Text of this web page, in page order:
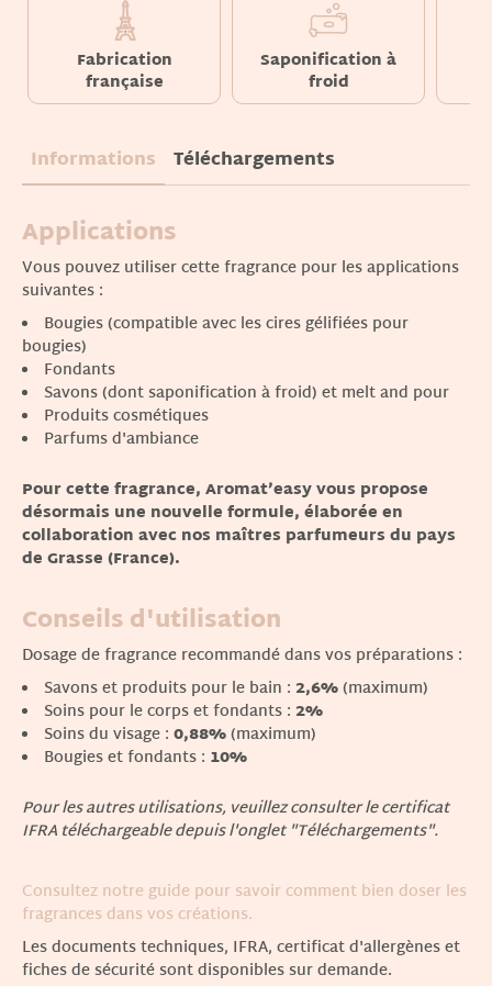
Fabrication
française
Saponification à
froid
Informations Téléchargements
Applications
Vous pouvez utiliser cette fragrance pour les applications
suivantes :
Bougies (compatible avec les cires gélifiées pour
bougies)
Fondants
Savons (dont saponification à froid) et melt and pour
Produits cosmétiques
Parfums d'ambiance
Pour cette fragrance, Aromat’easy vous propose
désormais une nouvelle formule, élaborée en
collaboration avec nos maîtres parfumeurs du pays
de Grasse (France).
Conseils d'utilisation
Dosage de fragrance recommandé dans vos préparations :
Savons et produits pour le bain : 2,6%(maximum)
Soins pour le corps et fondants : 2%
Soins du visage : 0,88%(maximum)
Bougies et fondants : 10%
Pour les autres utilisations, veuillez consulter le certificat
IFRA téléchargeable depuis l'onglet "Téléchargements".
Consultez notre guide pour savoir comment bien doser les
fragrances dans vos créations.
Les documents techniques, IFRA, certificat d'allergènes et
fiches de sécurité sont disponibles sur demande.